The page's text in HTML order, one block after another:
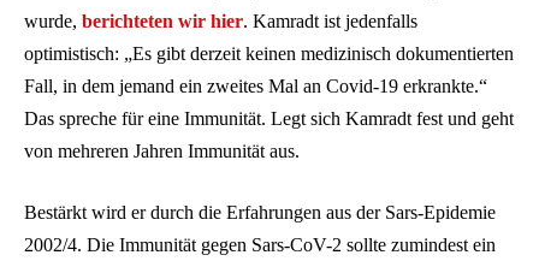
wurde, berichteten wir hier. Kamradt ist jedenfalls
optimistisch: „Es gibt derzeit keinen medizinisch dokumentierten
Fall, in dem jemand ein zweites Mal an Covid-19 erkrankte.“
Das spreche für eine Immunität. Legt sich Kamradt fest und geht
von mehreren Jahren Immunität aus.
Bestärkt wird er durch die Erfahrungen aus der Sars-Epidemie
2002/4. Die Immunität gegen Sars-CoV-2 sollte zumindest ein